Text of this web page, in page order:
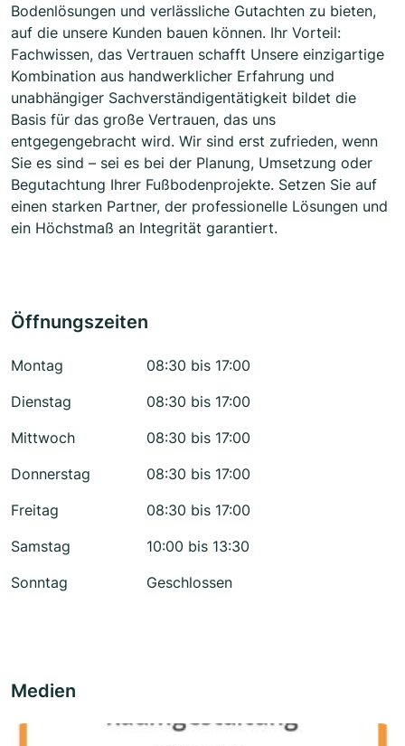
Bodenlösungen und verlässliche Gutachten zu bieten,
auf die unsere Kunden bauen können. Ihr Vorteil:
Fachwissen, das Vertrauen schafft Unsere einzigartige
Kombination aus handwerklicher Erfahrung und
unabhängiger Sachverständigentätigkeit bildet die
Basis für das große Vertrauen, das uns
entgegengebracht wird. Wir sind erst zufrieden, wenn
Sie es sind – sei es bei der Planung, Umsetzung oder
Begutachtung Ihrer Fußbodenprojekte. Setzen Sie auf
einen starken Partner, der professionelle Lösungen und
ein Höchstmaß an Integrität garantiert.
Öffnungszeiten
Montag
08:30 bis 17:00
Dienstag
08:30 bis 17:00
Mittwoch
08:30 bis 17:00
Donnerstag
08:30 bis 17:00
Freitag
08:30 bis 17:00
Samstag
10:00 bis 13:30
Sonntag
Geschlossen
Medien